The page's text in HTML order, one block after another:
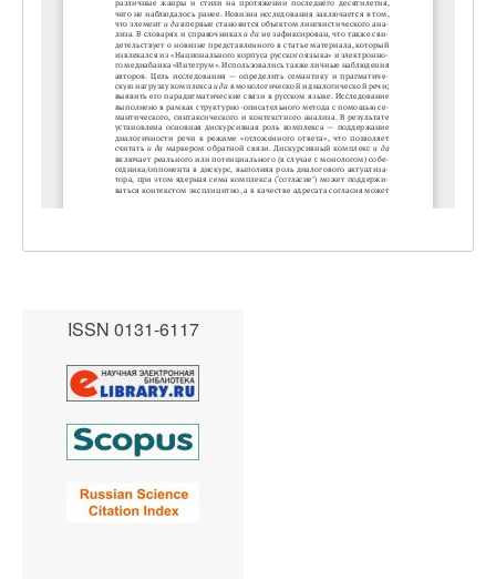
ISSN 0131-6117